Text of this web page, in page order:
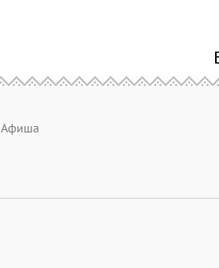
Афиша